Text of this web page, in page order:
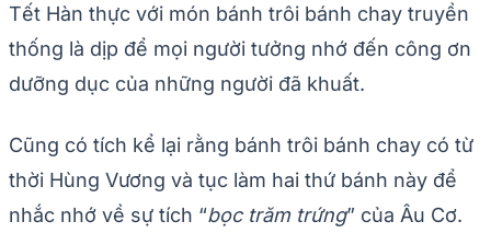
Tết Hàn thực với món bánh trôi bánh chay truyền
thống là dịp để mọi người tưởng nhớ đến công ơn
dưỡng dục của những người đã khuất.
Cũng có tích kể lại rằng bánh trôi bánh chay có từ
thời Hùng Vương và tục làm hai thứ bánh này để
nhắc nhớ về sự tích “bọc trăm trứng” của Âu Cơ.